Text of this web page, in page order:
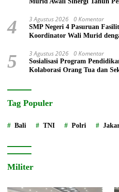
4 3 Agustus 2026 0 Komentar
SMP Negeri 4 Pasuruan
Koordinator Wali Murid
5 3 Agustus 2026 0 Komentar
Sosialisasi Program
Kolaborasi Orang Tua dan
Tag Populer
Bali TNI Polri
Militer